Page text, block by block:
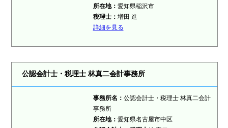
所在地： 愛知県稲沢市
税理士： 増田 進
詳細を見る
公認会計士・税理士 林真二会計事務所
事務所名： 公認会計士・税理士 林真二会計
事務所
所在地： 愛知県名古屋市中区